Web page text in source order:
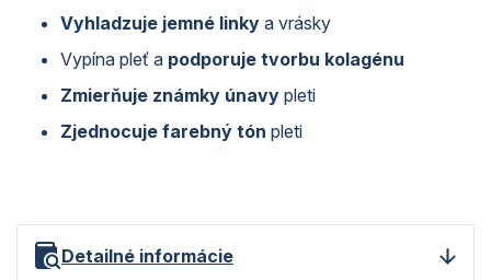
Vyhladzuje jemné linky a vrásky
Vypína pleť a podporuje tvorbu kolagénu
Zmierňuje známky únavy pleti
Zjednocuje farebný tón pleti
Detailné informácie